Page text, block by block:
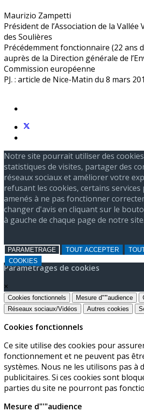
Maurizio Zampetti
Président de l’Association de la
des Soulières
Précédemment fonctionnaire (22 ans
auprès de la Direction générale de
Commission européenne
PJ. : article de Nice-Matin du 8 mars
Notre site pourrait utiliser des
statistiques de visites, partager des
réseaux sociaux et améliorer votre
refusant les cookies, certains
amenés à ne pas fonctionner
changer d'avis en cliquant sur le
à gauche de chaque page de notre site.
PARAMETRAGE TOUT ACCEPTER
COOKIES
Paramétrages de cookies
×
Cookies fonctionnels Mesure d"'"audience
Réseaux sociaux/Vidéos
Autres cookies
Cookies fonctionnels
Ce site utilise des cookies pour
fonctionnement et ne peuvent pas
systèmes. Nous ne les utilisons pas à
publicitaires. Si ces cookies sont
parties du site ne pourront pas
Mesure d"'"audience